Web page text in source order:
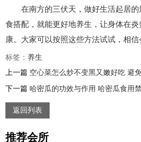
在南方的三伏天，做好生活起居的
食搭配，就能更好地养生，让身体在
康。大家可以按照这些方法试试，相信
标签： 养生
上一篇 空心菜怎么炒不变黑又嫩好吃 避
下一篇 哈密瓜的功效与作用 哈密瓜食用
返回列表
推荐会所